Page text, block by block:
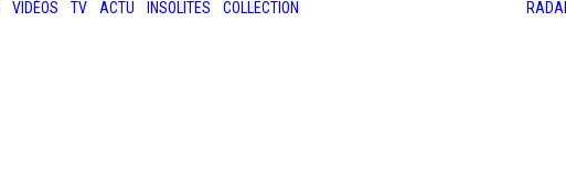
VIDÉOS TV ACTU INSOLITES COLLECTION